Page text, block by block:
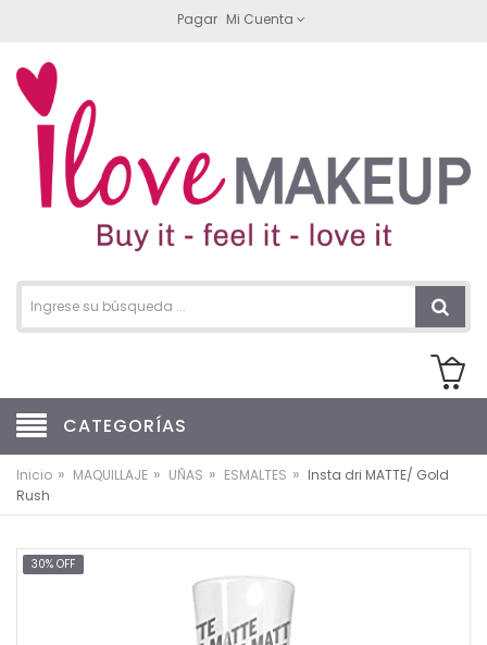
Pagar Mi Cuenta
CATEGORÍAS
Inicio » MAQUILLAJE » UÑAS » ESMALTES » Insta dri MATTE/ Gold
Rush
30% OFF